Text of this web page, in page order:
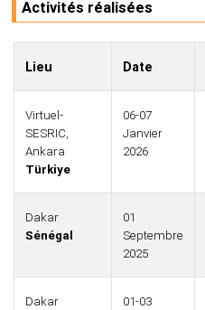
Activités réalisées
Lieu Date
Virtuel-
SESRIC,
Ankara
Türkiye
06-07
Janvier
2026
Dakar
Sénégal
01
Septembre
2025
Dakar
01-03